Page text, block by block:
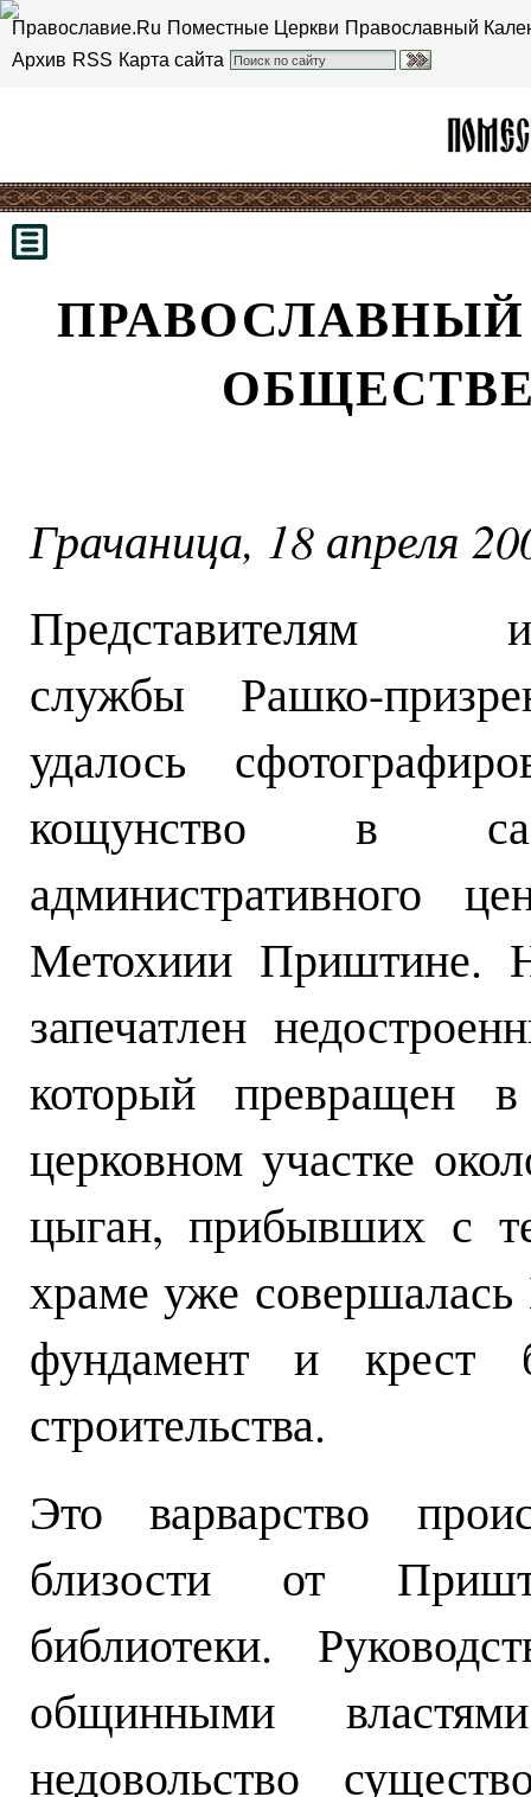
Православие.Ru Поместные Церкви Православный
Архив RSS Карта сайта
Грачаница, 18 апреля
Представителям
службы Рашко-
удалось
кощунство в
административного
Метохиии Приштине.
запечатлен
который превращен
церковном участке
цыган, прибывших с
храме уже совершалась
фундамент и крест
строительства.
Это варварство
близости от
библиотеки.
общинными
недовольство